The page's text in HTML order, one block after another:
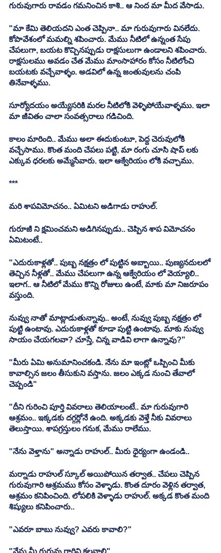
గురువుగారు రావడం గమనించిన కాశి.. ఆ నింద మా మీద వేసాడు.
"మా కేమి తెలియదని ఎంత చెప్పినా.. మా గురువుగారు వినలేదు.
కోపావేశంలో మమల్ని శపించారు. మేము నీటిలో ఉన్నంత సేపు
చేపలుగా, బయట కొచ్చినప్పుడు రాక్షసులుగా ఉండాలని శపించారు.
రాక్షసులము అవడం చేత మేము మాంసాహారం కోసం నీటిలోంచి
బయటకు వచ్చేవాళ్ళం. అడవిలో ఉన్న జంతువులను చంపి
తినేవాళ్ళము.
సూర్యోదయం అయ్యేసరికి మరల నీటిలోకి వెళ్ళిపోయేవాళ్ళము. ఇలా
మా జీవితం చాలా సంవత్సరాలు గడిచింది.
కాలం మారింది.. మేము అలా ఈదుకుంటూ, పెద్ద చెరువులోకి
వచ్చేసాము. కొంత మంది చేపలు పట్టి, మా రంగు చూసి షాప్ లకు
ఎక్కువ ధరలకు అమ్మేసేవారు. ఇలా ఆక్వేరియం లోకి వచ్చాము.
***
మరి శాపవిమోచనం.. ఏమిటని అడిగాడు రాహుల్.
గురూజీ ని క్షమించమని అడిగినప్పుడు.. చెప్పిన శాప విమోచనం
ఏమిటంటే..
"ఎదురుకాళ్లతో.. పుబ్బ నక్షత్రం లో పుట్టిన అబ్బాయి.. పుణ్యనదులలో
తెచ్చిన నీళ్లతో.. మేము చేపలుగా ఉన్న ఆక్వేరియం లో వెయ్యాలి..
ఇలాగ.. ఆ నీటిలో మేము కొన్ని రోజులు ఉంటే, మాకు మా నిజరూపం
వస్తుంది.
నువ్వు నాతో మాట్లాడుతున్నావు.. అంటే, నువ్వు పుబ్బ నక్షత్రం లో
పుట్టి ఉంటావు. ఎదురుకాళ్లతో కూడా పుట్టి ఉంటావు. మాకు నువ్వు
సాయం చేయగలవా? చూస్తే, చిన్న వాడివి లాగా ఉన్నావు?"
"మీరు ఏమి అనుమానించకండి. నేను మా ఇంట్లో ఒప్పించి మీకు
కావాల్సిన జలం తీసుకుని వస్తాను. జలం ఎక్కడ నుంచి తేవాలో
చెప్పండి"
"దీని గురించి పూర్తి వివరాలు తెలియాలంటే.. మా గురువుగారి
ఆశ్రమం.. ఇక్కడకు దగ్గర్లోనే ఉంది. అక్కడకు వెళ్తే నీకు వివరాలు
తెలుస్తాయి. శాపగ్రస్తులం గనుక, మేము రాలేము.
"నేను వెళ్తాను" అన్నాడు రాహుల్.. మీరు ధైర్యంగా ఉండండి..
మర్నాడు రాహుల్ స్కూల్ అయిపోయిన తర్వాత.. చేపలు చెప్పిన
గురువుగారి ఆశ్రమము కోసం వెళ్ళాడు. కొంత దూరం వెళ్లిన తర్వాత,
ఆశ్రమం కనిపించింది. లోపలికి వెళ్ళాడు రాహుల్. అక్కడ కొంత మంది
శిష్యులు కనిపించారు..
"ఎవరూ బాబు నువ్వు? ఎవరు కావాలి?"